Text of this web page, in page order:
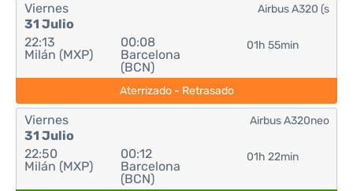
Viernes
31 Julio
22:13
Milán (MXP)
00:08
Barcelona
(BCN)
01h 55min
Airbus A320 (s
Aterrizado - Retrasado
Viernes
31 Julio
22:50
Milán (MXP)
00:12
Barcelona
(BCN)
01h 22min
Airbus A320neo